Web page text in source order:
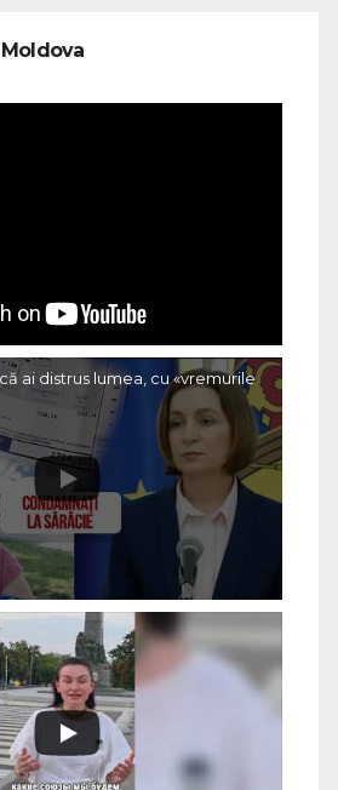
ai distrus lumea, cu «vremurile